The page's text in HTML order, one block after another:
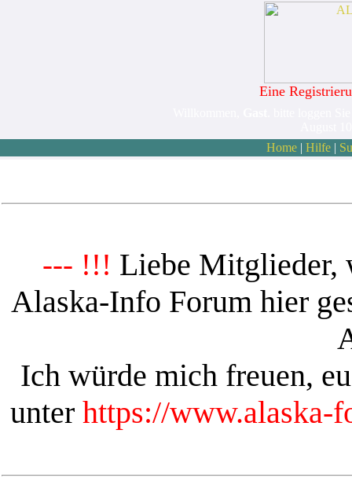
Eine
Home| Hilfe|
--- !!! Liebe Mitglieder,
Alaska-Info Forum hier
Ich würde mich freuen,
unter https://www.alaska-